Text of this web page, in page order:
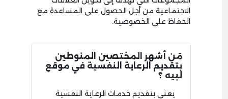
الاجتماعية من أجل الحصول على المساعدة مع
الحفاظ على الخصوصية.
مَن أشهر المختصين المنوطين
بتقديم الرعاية النفسية في موقع
لبيه ؟
يعنى بتقديم خدمات الرعاية النفسية